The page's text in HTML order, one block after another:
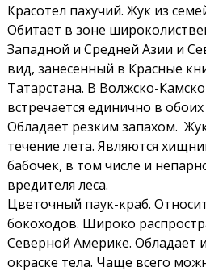
Красотел пахучий. Жук из
Обитает в зоне
Западной и Средней Азии и
вид, занесенный в Красные
Татарстана. В Волжско-
встречается единично в
Обладает резким запахом.
течение лета. Являются
бабочек, в том числе и
вредителя леса.
Цветочный паук-краб.
бокоходов. Широко
Северной Америке. Обладает
окраске тела. Чаще всего